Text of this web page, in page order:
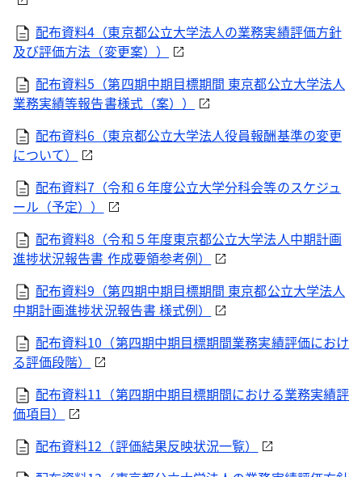
配布資料4（東京都公立大学法人の業務実績評価方針
及び評価方法（変更案））
配布資料5（第四期中期目標期間 東京都公立大学法人
業務実績等報告書様式（案））
配布資料6（東京都公立大学法人役員報酬基準の変更
について）
配布資料7（令和６年度公立大学分科会等のスケジュ
ール（予定））
配布資料8（令和５年度東京都公立大学法人中期計画
進捗状況報告書 作成要領参考例）
配布資料9（第四期中期目標期間 東京都公立大学法人
中期計画進捗状況報告書 様式例）
配布資料10（第四期中期目標期間業務実績評価におけ
る評価段階）
配布資料11（第四期中期目標期間における業務実績評
価項目）
配布資料12（評価結果反映状況一覧）